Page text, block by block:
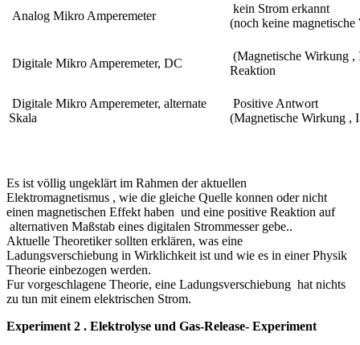
Analog Mikro Amperemeter
kein Strom erkannt
(noch keine
Digitale Mikro Amperemeter, DC
(Magnetische Wirkung ,
Reaktion
Digitale Mikro Amperemeter, alternate
Skala
Positive Antwort
(Magnetische Wirkung ,
Es ist völlig ungeklärt im Rahmen der aktuellen
Elektromagnetismus , wie die gleiche Quelle konnen oder nicht
einen magnetischen Effekt haben und eine positive Reaktion auf
alternativen Maßstab eines digitalen Strommesser gebe..
Aktuelle Theoretiker sollten erklären, was eine
Ladungsverschiebung in Wirklichkeit ist und wie es in einer Physik
Theorie einbezogen werden.
Fur vorgeschlagene Theorie, eine Ladungsverschiebung hat nichts
zu tun mit einem elektrischen Strom.
Experiment 2 . Elektrolyse und Gas-Release- Experiment